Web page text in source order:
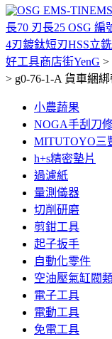
長70 刃長25 OSG 編
4刃鍍鈦短刃HSS立
好工具商店街YenG >
> g0-76-1-A 貨車綑綁
小農蔬果
NOGA手刮刀
MITUTOYO三
h+s精密墊片
過濾紙
量測儀器
切削研磨
剪鉗工具
起子扳手
自動化零件
空油壓氣缸閥
電子工具
電動工具
免電工具